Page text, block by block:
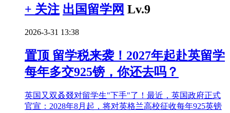
+ 关注 出国留学网 Lv.9
2026-3-31 13:38
置顶 留学税来袭！2027年起赴英留学
每年多交925镑，你还去吗？
英国又双叒叕对留学生"下手"了！最近，英国政府正式
官宣：2028年8月起，将对英格兰高校征收每年925英镑